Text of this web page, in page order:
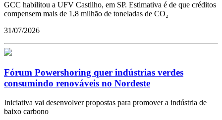
GCC habilitou a UFV Castilho, em SP. Estimativa é de que créditos
compensem mais de 1,8 milhão de toneladas de CO₂
31/07/2026
Fórum Powershoring quer indústrias verdes
consumindo renováveis no Nordeste
Iniciativa vai desenvolver propostas para promover a indústria de
baixo carbono